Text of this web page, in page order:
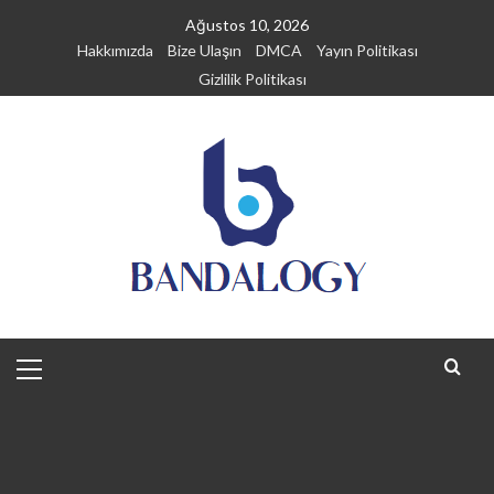
Ağustos 10, 2026
Hakkımızda
Bize Ulaşın DMCA
Yayın Politikası
Gizlilik Politikası
Menu